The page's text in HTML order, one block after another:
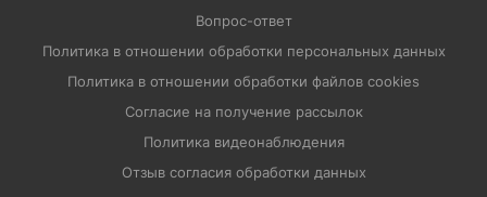
Вопрос-ответ
Политика в отношении обработки персональных данных
Политика в отношении обработки файлов cookies
Согласие на получение рассылок
Политика видеонаблюдения
Отзыв согласия обработки данных